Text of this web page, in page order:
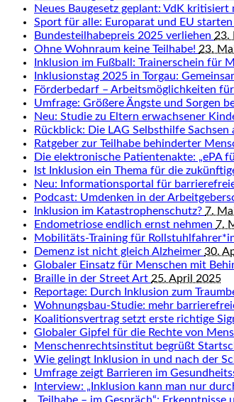
Neues Baugesetz geplant: VdK
Sport für alle: Europarat und EU
Bundesteilhabepreis 2025 verliehen 23.
Ohne Wohnraum keine Teilhabe! 23.
Inklusion im Fußball: Trainerschein für
Inklusionstag 2025 in Torgau:
Förderbedarf – Arbeitsmöglichkeiten
Umfrage: Größere Ängste und Sorgen
Neu: Studie zu Eltern erwachsener
Rückblick: Die LAG Selbsthilfe
Ratgeber zur Teilhabe behinderter
Die elektronische Patientenakte: „ePA
Ist Inklusion ein Thema für die
Neu: Informationsportal für
Podcast: Umdenken in der
Inklusion im Katastrophenschutz? 7.
Endometriose endlich ernst nehmen 7.
Mobilitäts-Training für
Demenz ist nicht gleich Alzheimer 30.
Globaler Einsatz für Menschen mit
Braille in der Street Art 25. April 2025
Reportage: Durch Inklusion zum
Wohnungsbau-Studie: mehr
Koalitionsvertrag setzt erste richtige
Globaler Gipfel für die Rechte von
Menschenrechtsinstitut begrüßt
Wie gelingt Inklusion in und nach der
Umfrage zeigt Barrieren im
Interview: „Inklusion kann man nur